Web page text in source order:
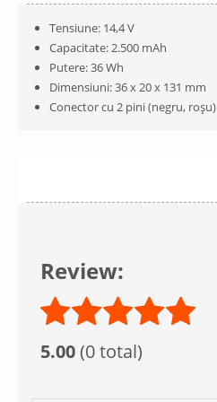
Tensiune: 14,4 V
Capacitate: 2.500 mAh
Putere: 36 Wh
Dimensiuni: 36 x 20 x 131 mm
Conector cu 2 pini (negru, roșu)
Review:
5.00(0 total)